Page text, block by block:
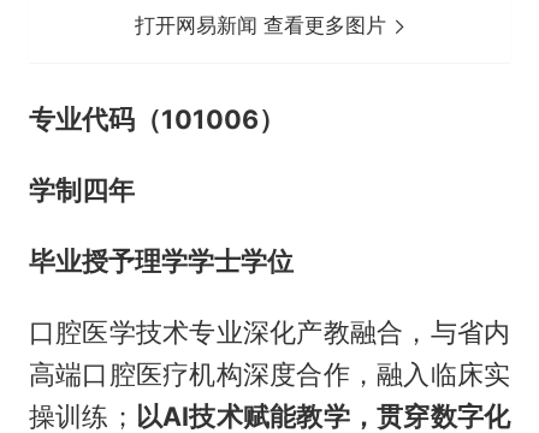
打开网易新闻 查看更多图片
专业代码（101006）
学制四年
毕业授予理学学士学位
口腔医学技术专业深化产教融合，与省内
高端口腔医疗机构深度合作，融入临床实
操训练； 以AI技术赋能教学，贯穿数字化